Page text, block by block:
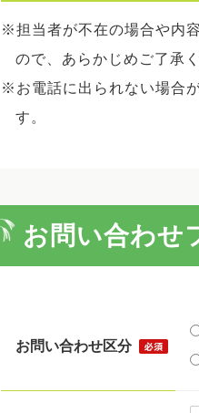
担当者が不在の場合や内
ので、あらかじめご了承く
お電話に出られない場合
す。
お問い合わせ
お問い合わせ区分